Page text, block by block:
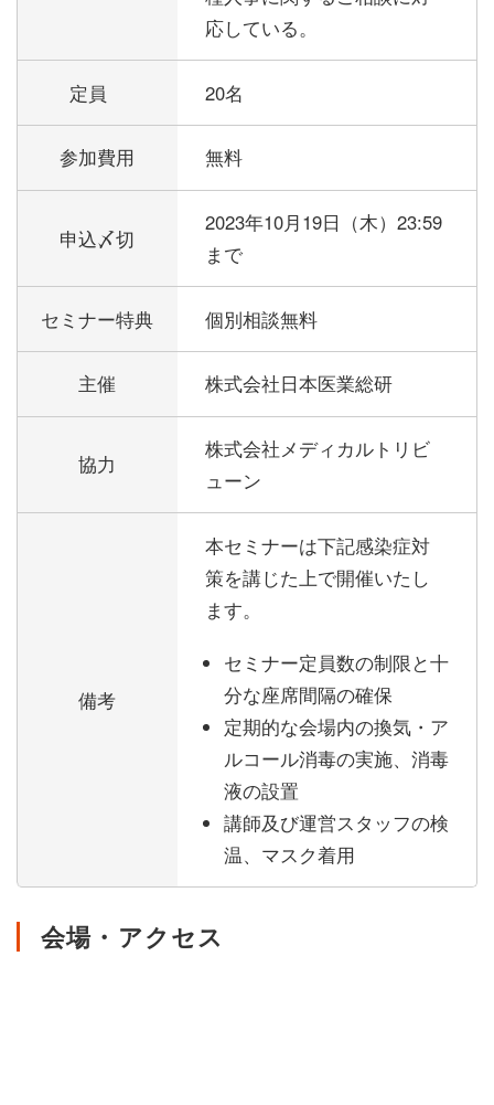
応している。
定員 20名
参加費用 無料
申込〆切
2023年10月19日（木）23:59
まで
セミナー特典 個別相談無料
主催 株式会社日本医業総研
協力
株式会社メディカルトリビ
ューン
備考
本セミナーは下記感染症対
策を講じた上で開催いたし
ます。
セミナー定員数の制限と十
分な座席間隔の確保
定期的な会場内の換気・ア
ルコール消毒の実施、消毒
液の設置
講師及び運営スタッフの検
温、マスク着用
会場・アクセス